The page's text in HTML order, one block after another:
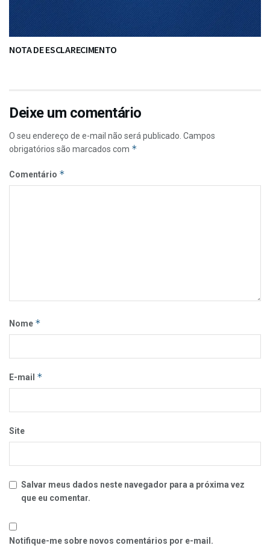
NOTA DE ESCLARECIMENTO
Deixe um comentário
O seu endereço de e-mail não será publicado. Campos
obrigatórios são marcados com *
Comentário *
Nome *
E-mail *
Site
Salvar meus dados neste navegador para a próxima vez
que eu comentar.
Notifique-me sobre novos comentários por e-mail.